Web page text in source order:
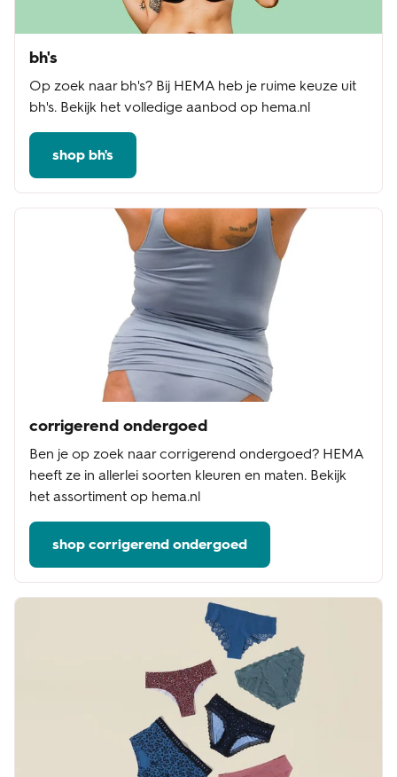
bh's
Op zoek naar bh's? Bij HEMA heb je ruime keuze uit
bh's. Bekijk het volledige aanbod op hema.nl
shop bh's
corrigerend ondergoed
Ben je op zoek naar corrigerend ondergoed? HEMA
heeft ze in allerlei soorten kleuren en maten. Bekijk
het assortiment op hema.nl
shop corrigerend ondergoed